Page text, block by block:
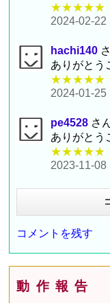
★★★★★
2024-02-22
hachi140
ありがとう
★★★★★
2024-01-25
pe4528 さ
ありがとう
★★★★★
2023-11-08
コメントを残す
動作報告